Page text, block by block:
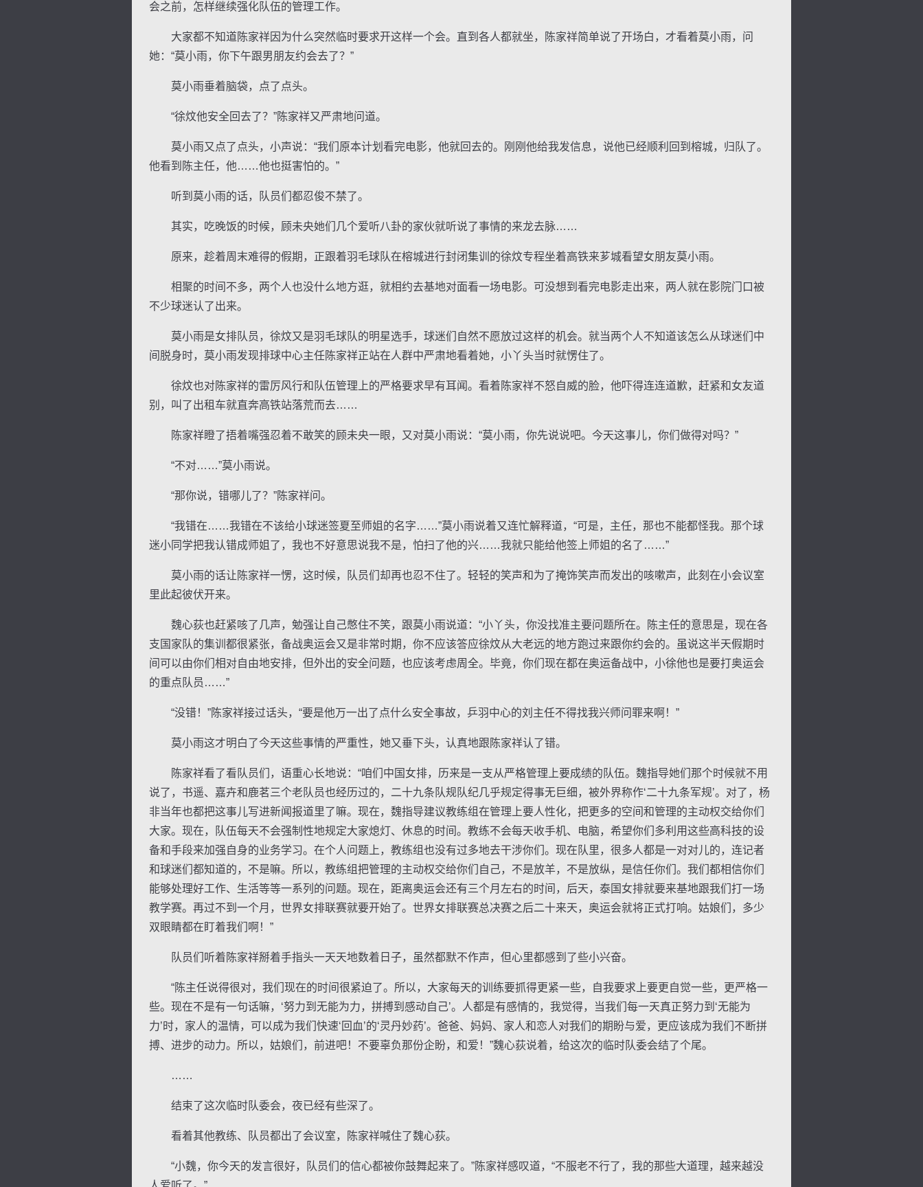
色
会之前，怎样继续强化队伍的管理工作。
大家都不知道陈家祥因为什么突然临时要求开这样一个会。直到各人都就坐，陈家祥简单说了开场白，才看着莫小雨，问
她：“莫小雨，你下午跟男朋友约会去了？”
莫小雨垂着脑袋，点了点头。
“徐炆他安全回去了？”陈家祥又严肃地问道。
莫小雨又点了点头，小声说：“我们原本计划看完电影，他就回去的。刚刚他给我发信息，说他已经顺利回到榕城，归队了。
他看到陈主任，他……他也挺害怕的。”
听到莫小雨的话，队员们都忍俊不禁了。
其实，吃晚饭的时候，顾未央她们几个爱听八卦的家伙就听说了事情的来龙去脉……
原来，趁着周末难得的假期，正跟着羽毛球队在榕城进行封闭集训的徐炆专程坐着高铁来芗城看望女朋友莫小雨。
相聚的时间不多，两个人也没什么地方逛，就相约去基地对面看一场电影。可没想到看完电影走出来，两人就在影院门口被
不少球迷认了出来。
莫小雨是女排队员，徐炆又是羽毛球队的明星选手，球迷们自然不愿放过这样的机会。就当两个人不知道该怎么从球迷们中
间脱身时，莫小雨发现排球中心主任陈家祥正站在人群中严肃地看着她，小丫头当时就愣住了。
徐炆也对陈家祥的雷厉风行和队伍管理上的严格要求早有耳闻。看着陈家祥不怒自威的脸，他吓得连连道歉，赶紧和女友道
别，叫了出租车就直奔高铁站落荒而去……
陈家祥瞪了捂着嘴强忍着不敢笑的顾未央一眼，又对莫小雨说：“莫小雨，你先说说吧。今天这事儿，你们做得对吗？”
“不对……”莫小雨说。
“那你说，错哪儿了？”陈家祥问。
“我错在……我错在不该给小球迷签夏至师姐的名字……”莫小雨说着又连忙解释道，“可是，主任，那也不能都怪我。那个球
迷小同学把我认错成师姐了，我也不好意思说我不是，怕扫了他的兴……我就只能给他签上师姐的名了……”
莫小雨的话让陈家祥一愣，这时候，队员们却再也忍不住了。轻轻的笑声和为了掩饰笑声而发出的咳嗽声，此刻在小会议室
里此起彼伏开来。
魏心荻也赶紧咳了几声，勉强让自己憋住不笑，跟莫小雨说道：“小丫头，你没找准主要问题所在。陈主任的意思是，现在各
支国家队的集训都很紧张，备战奥运会又是非常时期，你不应该答应徐炆从大老远的地方跑过来跟你约会的。虽说这半天假期时
间可以由你们相对自由地安排，但外出的安全问题，也应该考虑周全。毕竟，你们现在都在奥运备战中，小徐他也是要打奥运会
的重点队员……”
“没错！”陈家祥接过话头，“要是他万一出了点什么安全事故，乒羽中心的刘主任不得找我兴师问罪来啊！”
莫小雨这才明白了今天这些事情的严重性，她又垂下头，认真地跟陈家祥认了错。
陈家祥看了看队员们，语重心长地说：“咱们中国女排，历来是一支从严格管理上要成绩的队伍。魏指导她们那个时候就不用
说了，书遥、嘉卉和鹿茗三个老队员也经历过的，二十九条队规队纪几乎规定得事无巨细，被外界称作‘二十九条军规’。对了，杨
非当年也都把这事儿写进新闻报道里了嘛。现在，魏指导建议教练组在管理上要人性化，把更多的空间和管理的主动权交给你们
大家。现在，队伍每天不会强制性地规定大家熄灯、休息的时间。教练不会每天收手机、电脑，希望你们多利用这些高科技的设
备和手段来加强自身的业务学习。在个人问题上，教练组也没有过多地去干涉你们。现在队里，很多人都是一对对儿的，连记者
和球迷们都知道的，不是嘛。所以，教练组把管理的主动权交给你们自己，不是放羊，不是放纵，是信任你们。我们都相信你们
能够处理好工作、生活等等一系列的问题。现在，距离奥运会还有三个月左右的时间，后天，泰国女排就要来基地跟我们打一场
教学赛。再过不到一个月，世界女排联赛就要开始了。世界女排联赛总决赛之后二十来天，奥运会就将正式打响。姑娘们，多少
双眼睛都在盯着我们啊！”
队员们听着陈家祥掰着手指头一天天地数着日子，虽然都默不作声，但心里都感到了些小兴奋。
“陈主任说得很对，我们现在的时间很紧迫了。所以，大家每天的训练要抓得更紧一些，自我要求上要更自觉一些，更严格一
些。现在不是有一句话嘛，‘努力到无能为力，拼搏到感动自己’。人都是有感情的，我觉得，当我们每一天真正努力到‘无能为
力’时，家人的温情，可以成为我们快速‘回血’的‘灵丹妙药’。爸爸、妈妈、家人和恋人对我们的期盼与爱，更应该成为我们不断拼
搏、进步的动力。所以，姑娘们，前进吧！不要辜负那份企盼，和爱！”魏心荻说着，给这次的临时队委会结了个尾。
……
结束了这次临时队委会，夜已经有些深了。
看着其他教练、队员都出了会议室，陈家祥喊住了魏心荻。
“小魏，你今天的发言很好，队员们的信心都被你鼓舞起来了。”陈家祥感叹道，“不服老不行了，我的那些大道理，越来越没